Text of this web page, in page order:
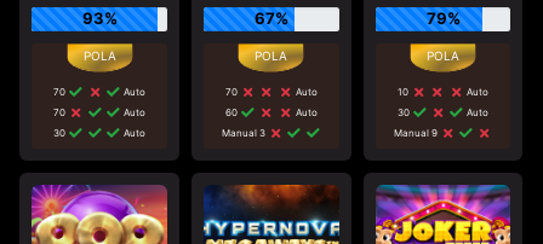
93%
70
Auto
70
Auto
30
Auto
67%
70
Auto
60
Auto
Manual 3
79%
10
Auto
30
Auto
Manual 9